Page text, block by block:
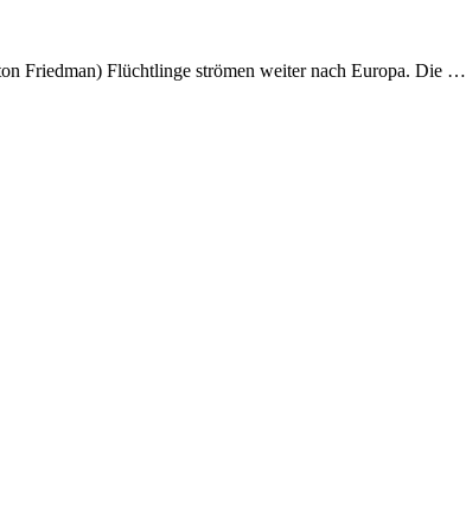
Friedman) Flüchtlinge strömen weiter nach Europa. Die …